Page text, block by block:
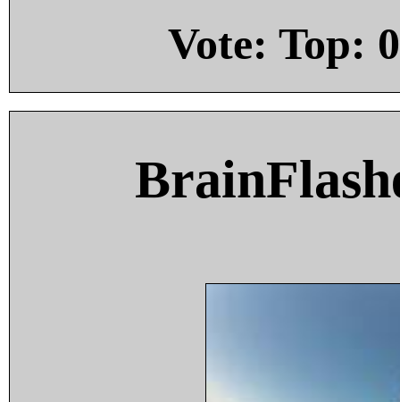
Vote: Top: 0